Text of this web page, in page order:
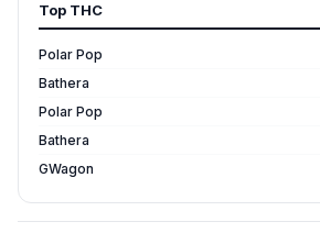
Top THC
Polar Pop
Bathera
Polar Pop
Bathera
GWagon